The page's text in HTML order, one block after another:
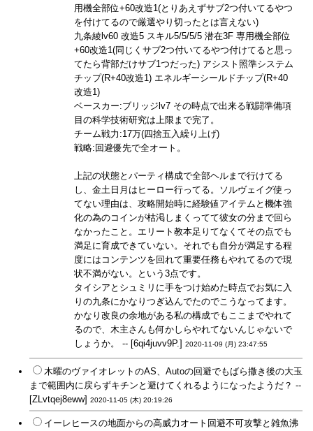
用機全部位+60改造1(とりあえずサブ2つ付いてるやつ
を付けてるので厳選やり切ったとは言えない)
九条綾lv60 改造5 スキル5/5/5/5 潜在3F 専用機全部位
+60改造1(同じくサブ2つ付いてるやつ付けてると思っ
てたら背部だけサブ1つだった) アシスト照準システム
チップ(R+40改造1) エネルギーシールドチップ(R+40
改造1)
ベースカー:ブリッジlv7 その時点で出来る戦闘準備項
目の科学技術研究は上限まで完了。
チーム戦力:17万(四捨五入繰り上げ)
戦略:回避優先で全オート。
上記の状態とパーティ構成で全部ヘルまで行けてる
し、金土日月はヒーロー行ってる。ソルヴェイグ使っ
てない理由は、攻略開始時に経験値アイテムと機体強
化の為のコインが枯渇しまくってて彼女の分まで回ら
なかったこと。エリート教本足りてなくてその点でも
満足に育成できていない。それでも自分が満足する程
度にはコンテンツを回れて重要任務もやれてるので現
状不満がない。という3点です。
タイシアとシュミリに手をつけ始めた時点でお気に入
りの九条にかなりつぎ込んでたのでこうなってます。
かなり改良の余地がある私の構成でもここまでやれて
るので、木主さんも何かしらやれてないんじゃないで
しょうか。 -- [6qi4juvv9P.] 2020-11-09 (月) 23:47:55
木曜のヴァイオレットのAS、Autoの回避でもばら撒き後の大玉
まで範囲内に戻らずキチンと避けてくれるようになったようだ？ --
[ZLvtqej8eww] 2020-11-05 (木) 20:19:26
イーレヒースの地面からの高威力オート回避不可攻撃と雑魚沸